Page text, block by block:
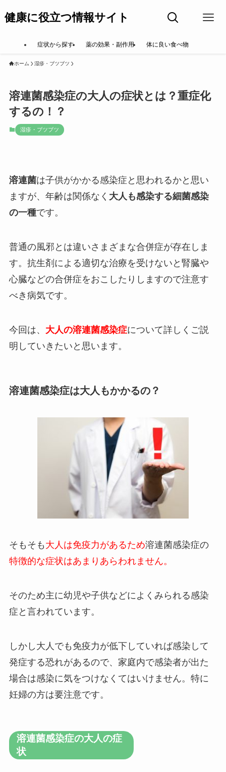
健康に役立つ情報サイト
症状から探す 薬の効果・副作用 体に良い食べ物
ホーム 湿疹・ブツブツ
溶連菌感染症の大人の症状とは？重症化
するの！？
湿疹・ブツブツ
溶連菌は子供がかかる感染症と思われるかと思い
ますが、年齢は関係なく 大人も感染する細菌感染
の一種です。
普通の風邪とは違いさまざまな合併症が存在しま
す。抗生剤による適切な治療を受けないと腎臓や
心臓などの合併症をおこしたりしますので注意す
べき病気です。
今回は、 大人の溶連菌感染症について詳しくご説
明していきたいと思います。
溶連菌感染症は大人もかかるの？
そもそも 大人は免疫力があるため溶連菌感染症の
特徴的な症状はあまりあらわれません。
そのため主に幼児や子供などによくみられる感染
症と言われています。
しかし大人でも免疫力が低下していれば感染して
発症する恐れがあるので、家庭内で感染者が出た
場合は感染に気をつけなくてはいけません。特に
妊婦の方は要注意です。
溶連菌感染症の大人の症
状